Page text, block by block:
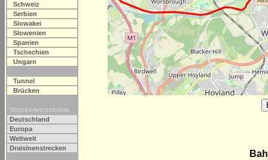
Schweiz
Serbien
Slowakei
Slowenien
Spanien
Tschechien
Ungarn
Tunnel
Brücken
Streckenverzeichnis
Deutschland
Europa
Weltweit
Draisinenstrecken